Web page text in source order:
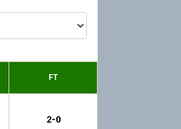
FT
2-0